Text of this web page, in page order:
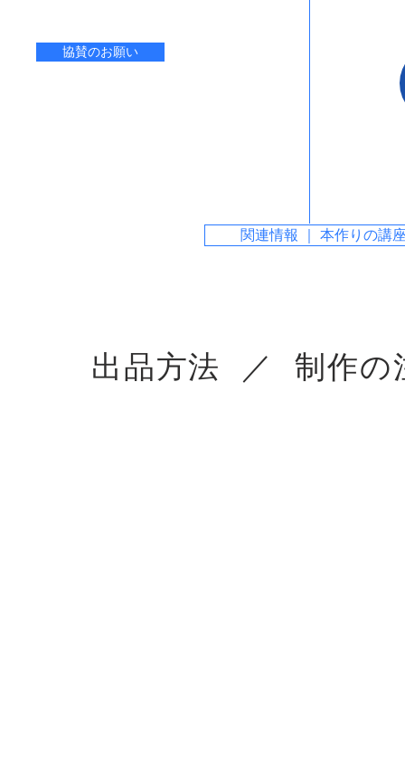
協賛のお願い
関連情報 ｜ 本作りの講
出品方法 ／ 制作の